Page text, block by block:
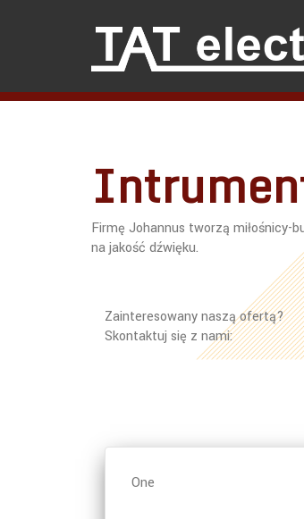
Firmę Johannus tworzą miłośnicy-
na jakość dźwięku.
Zainteresowany naszą ofertą?
Skontaktuj się z nami:
One